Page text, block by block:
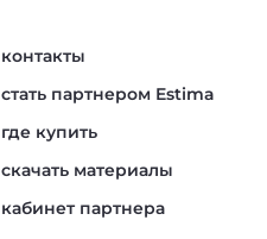
контакты
стать партнером Estima
где купить
скачать материалы
кабинет партнера